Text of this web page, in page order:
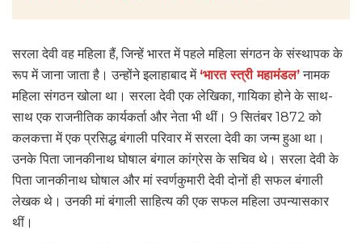
सरला देवी वह महिला हैं, जिन्हें भारत में पहले महिला संगठन के संस्थापक के
रूप में जाना जाता है। उन्होंने इलाहाबाद में ‘भारत स्त्री महामंडल’नामक
महिला संगठन खोला था। सरला देवी एक लेखिका, गायिका होने के साथ-
साथ एक राजनीतिक कार्यकर्ता और नेता भी थीं। 9 सितंबर 1872 को
कलकत्ता में एक प्रसिद्ध बंगाली परिवार में सरला देवी का जन्म हुआ था।
उनके पिता जानकीनाथ घोषाल बंगाल कांग्रेस के सचिव थे। सरला देवी के
पिता जानकीनाथ घोषाल और मां स्वर्णकुमारी देवी दोनों ही सफल बंगाली
लेखक थे। उनकी मां बंगाली साहित्य की एक सफल महिला उपन्यासकार
थीं।